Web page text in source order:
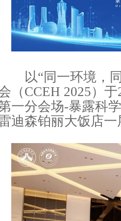
以“同一环境，同
（CCEH 2025）
一分会场-暴露科
迪森铂丽大饭店